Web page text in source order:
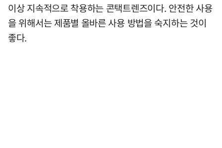
이상 지속적으로 착용하는 콘택트렌즈이다. 안전한 사용
을 위해서는 제품별 올바른 사용 방법을 숙지하는 것이
좋다.